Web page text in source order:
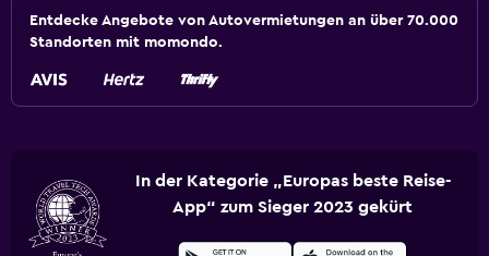
Entdecke Angebote von Autovermietungen an über 70.000
Standorten mit momondo.
In der Kategorie „Europas beste Reise-
App“ zum Sieger 2023 gekürt